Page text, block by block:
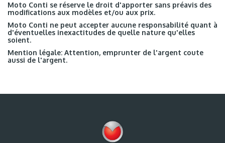
Moto Conti se réserve le droit d'apporter sans préavis des
modifications aux modèles et/ou aux prix.
Moto Conti ne peut accepter aucune responsabilité quant à
d'éventuelles inexactitudes de quelle nature qu'elles
soient.
Mention légale: Attention, emprunter de l'argent coute
aussi de l'argent.